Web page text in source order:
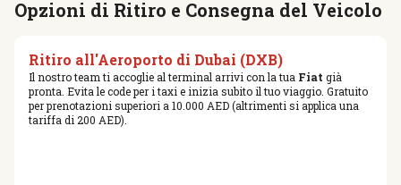
Opzioni di Ritiro e Consegna del Veicolo
Ritiro all'Aeroporto di Dubai (DXB)
Il nostro team ti accoglie al terminal arrivi con la tua Fiat già
pronta. Evita le code per i taxi e inizia subito il tuo viaggio. Gratuito
per prenotazioni superiori a 10.000 AED (altrimenti si applica una
tariffa di 200 AED).